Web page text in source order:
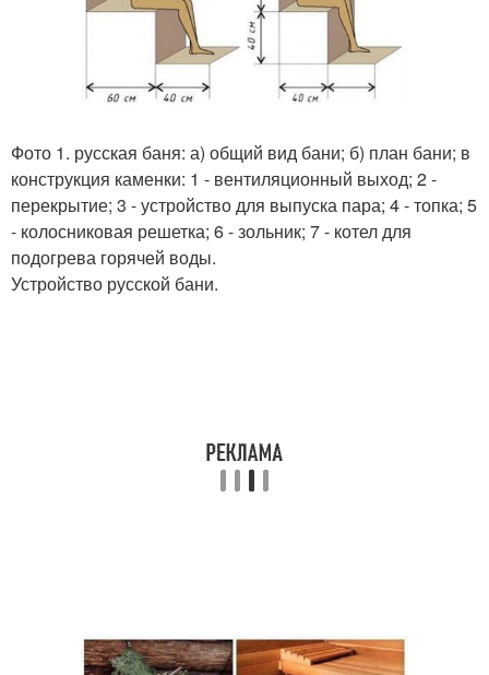
Фото 1. русская баня: а) общий вид бани; б) план бани; в
конструкция каменки: 1 - вентиляционный выход; 2 -
перекрытие; 3 - устройство для выпуска пара; 4 - топка; 5
- колосниковая решетка; 6 - зольник; 7 - котел для
подогрева горячей воды.
Устройство русской бани.